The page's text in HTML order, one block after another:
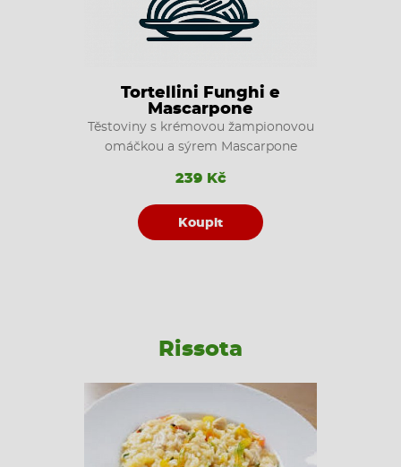
Tortellini Funghi e
Mascarpone
Těstoviny s krémovou žampionovou
omáčkou a sýrem Mascarpone
239 Kč
Koupit
Rissota